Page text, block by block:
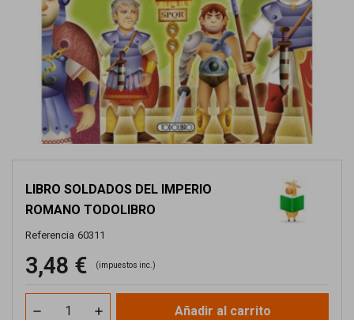
LIBRO SOLDADOS DEL IMPERIO
ROMANO TODOLIBRO
Referencia 60311
3,48 € (impuestos inc.)
Añadir al carrito